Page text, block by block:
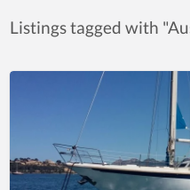
Listings tagged with
Bootsausflug
Segelboot
in